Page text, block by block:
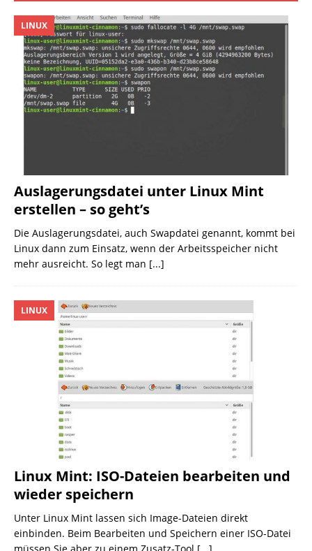
Auslagerungsdatei unter Linux Mint
erstellen – so geht’s
LINUX
Die Auslagerungsdatei, auch Swapdatei genannt, kommt bei
Linux dann zum Einsatz, wenn der Arbeitsspeicher nicht
mehr ausreicht. So legt man [...]
Linux Mint: ISO-Dateien bearbeiten und
wieder speichern
LINUX
Unter Linux Mint lassen sich Image-Dateien direkt
einbinden. Beim Bearbeiten und Speichern einer ISO-Datei